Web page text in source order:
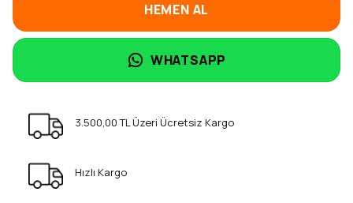
HEMEN AL
WHATSAPP
3.500,00 TL Üzeri Ücretsiz Kargo
Hızlı Kargo